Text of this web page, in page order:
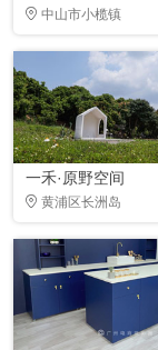
中山市小榄镇
一禾·原野空间
黄浦区长洲岛